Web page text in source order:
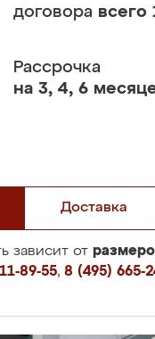
договора всего
Рассрочка
на 3, 4, 6
Доставка
зависит от
89-55, 8 (495) 665-